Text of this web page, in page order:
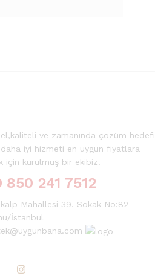
ve zamanında çözüm hedefi
iyi hizmeti en uygun fiyatlara
için kurulmuş bir ekibiz.
850 241 7512
Mahallesi 39. Sokak No:82
İstanbul